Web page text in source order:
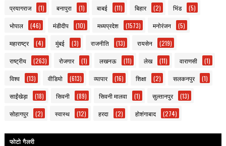
प्रयागराज (1) बनापुरा (1) बाबई (11) बिहार (2) भिंड (5)
भोपाल (46) मंडीदीप (10) मध्यप्रदेश (1573) मनोरंजन (5)
महाराष्ट्र (4) मुंबई (3) राजनीति (13) रायसेन (219)
राष्ट्रीय (263) रोजगार (1) लखनऊ (11) लेख (11) वाराणसी (1)
विश्व (13) वीडियो (613) व्यापार (16) शिक्षा (2) सलकनपुर (1)
साईंखेड़ा (18) सिवनी (89) सिवनी मालवा (1) सुल्तानपुर (13)
सोहागपुर (2) स्वास्थ (12) हरदा (2) होशंगाबाद (274)
फोटो गैलरी